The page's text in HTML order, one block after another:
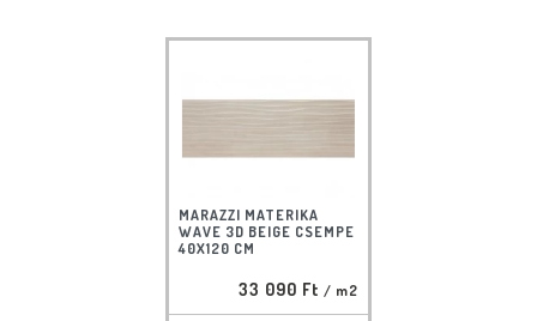
MARAZZI MATERIKA
WAVE 3D BEIGE CSEMPE
40X120 CM
33 090 Ft / m2